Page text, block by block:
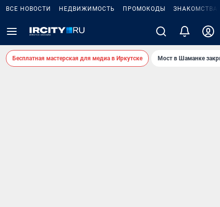
ВСЕ НОВОСТИ НЕДВИЖИМОСТЬ ПРОМОКОДЫ ЗНАКОМСТВА
Бесплатная мастерская для медиа в Иркутске Мост в Шаманке